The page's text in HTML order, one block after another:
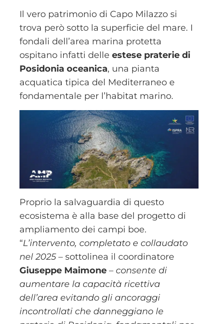
Il vero patrimonio di Capo Milazzo si
trova però sotto la superficie del mare. I
fondali dell’area marina protetta
ospitano infatti delle estese praterie di
Posidonia oceanica, una pianta
acquatica tipica del Mediterraneo e
fondamentale per l’habitat marino.
Proprio la salvaguardia di questo
ecosistema è alla base del progetto di
ampliamento dei campi boe.
“L’intervento, completato e collaudato
nel 2025– sottolinea il coordinatore
Giuseppe Maimone – consente di
aumentare la capacità ricettiva
dell’area evitando gli ancoraggi
incontrollati che danneggiano le